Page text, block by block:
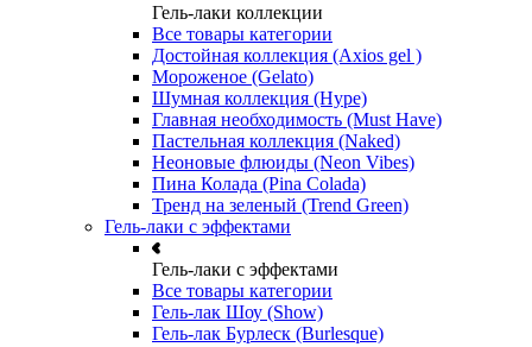
Гель-лаки коллекции
Все товары категории
Достойная коллекция (Axios gel )
Мороженое (Gelato)
Шумная коллекция (Hype)
Главная необходимость (Must Have)
Пастельная коллекция (Naked)
Неоновые флюиды (Neon Vibes)
Пина Колада (Pina Colada)
Тренд на зеленый (Trend Green)
Гель-лаки с эффектами
Гель-лаки с эффектами
Все товары категории
Гель-лак Шоу (Show)
Гель-лак Бурлеск (Burlesque)